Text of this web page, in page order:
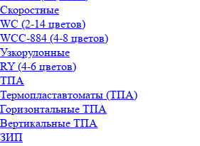
Скоростные
WС (2-14 цветов)
WСС-884 (4-8 цветов)
Узкорулонные
RY (4-6 цветов)
ТПА
Термопластавтоматы (ТПА)
Горизонтальные ТПА
Вертикальные ТПА
ЗИП